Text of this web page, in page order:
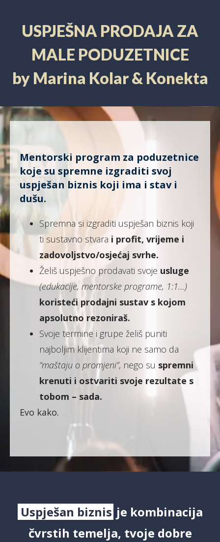
USPJEŠNA PRODAJA ZA
MALE PODUZETNICE
by Marina Kolar & Konekta
Mentorski program za poduzetnice
koje su spremne izgraditi svoj
uspješan biznis koji ima i stav i
dušu.
Spremna si izgraditi uspješan biznis koji
ti sustavno stvara i profit, vrijeme i
zadovoljstvo/osjećaj svrhe.
Želiš uspješno prodavati svoje usluge
(edukacije, mentorske programe, 1:1…)
koristeći prodajni sustav s kojom
apsolutno rezoniraš.
Svoje termine i grupe želiš puniti
najboljim klijentima koji ne samo da
“maštaju o promjeni”, nego su spremni
krenuti i ostvariti svoje rezultate s
tobom – sada.
Evo kako.
Uspješan biznis je kombinacija
čvrstih temelja, tvoje dobre